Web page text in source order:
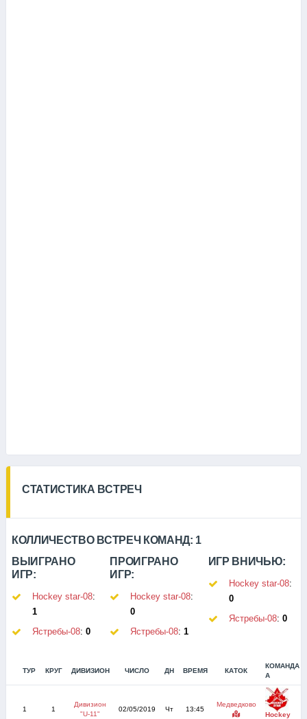
СТАТИСТИКА ВСТРЕЧ
КОЛЛИЧЕСТВО ВСТРЕЧ КОМАНД: 1
ВЫИГРАНО
ИГР:
Hockey star-08:
1
Ястребы-08: 0
ПРОИГРАНО
ИГР:
Hockey star-08:
0
Ястребы-08:1
ИГР ВНИЧЬЮ:
Hockey star-08:
0
Ястребы-08: 0
ТУР КРУГ ДИВИЗИОН ЧИСЛО ДН ВРЕМЯ КАТОК
КОМАНДА
А
1 1
Дивизион
"U-11"
02/05/2019 Чт 13:45
Медведково
Hockey